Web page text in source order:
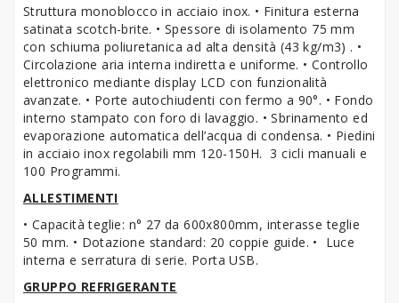
Struttura monoblocco in acciaio inox. • Finitura esterna
satinata scotch-brite. • Spessore di isolamento 75 mm
con schiuma poliuretanica ad alta densità (43 kg/m3) . •
Circolazione aria interna indiretta e uniforme. • Controllo
elettronico mediante display LCD con funzionalità
avanzate. • Porte autochiudenti con fermo a 90°. • Fondo
interno stampato con foro di lavaggio. • Sbrinamento ed
evaporazione automatica dell’acqua di condensa. • Piedini
in acciaio inox regolabili mm 120-150H. 3 cicli manuali e
100 Programmi.
ALLESTIMENTI
• Capacità teglie: n° 27 da 600x800mm, interasse teglie
50 mm. • Dotazione standard: 20 coppie guide. • Luce
interna e serratura di serie. Porta USB.
GRUPPO REFRIGERANTE